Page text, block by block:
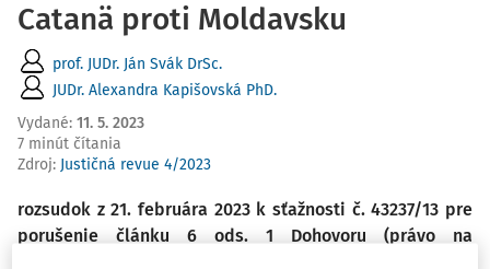
Catanä proti Moldavsku
prof. JUDr. Ján Svák DrSc.
JUDr. Alexandra Kapišovská PhD.
Vydané: 11. 5. 2023
7 minút čítania
Zdroj: Justičná revue 4/2023
rozsudok z 21. februára 2023 k sťažnosti č. 43237/13 pre
porušenie článku 6 ods. 1 Dohovoru (právo na